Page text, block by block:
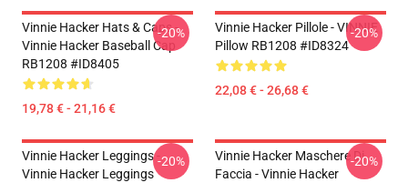
Vinnie Hacker Hats & Caps -
Vinnie Hacker Baseball Cap
RB1208 #ID8405
19,78 € - 21,16 €
-20%
Vinnie Hacker Pillole - VINNIE
Pillow RB1208 #ID8324
22,08 € - 26,68 €
-20%
Vinnie Hacker Leggings -
Vinnie Hacker Leggings
-20%
Vinnie Hacker Maschere Di
Faccia - Vinnie Hacker
-20%